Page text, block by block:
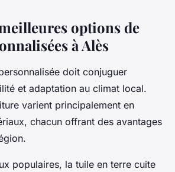
options de
à Alès
doit conjuguer
et adaptation au climat local.
varient principalement en
chacun offrant des avantages
populaires, la tuile en terre cuite